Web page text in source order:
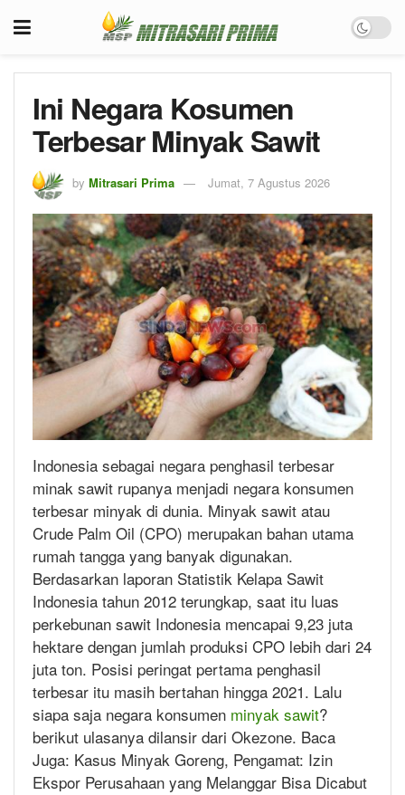
Ini Negara Kosumen
Terbesar Minyak Sawit
by Mitrasari Prima Jumat, 7 Agustus 2026
Indonesia sebagai negara penghasil terbesar
minak sawit rupanya menjadi negara konsumen
terbesar minyak di dunia. Minyak sawit atau
Crude Palm Oil (CPO) merupakan bahan utama
rumah tangga yang banyak digunakan.
Berdasarkan laporan Statistik Kelapa Sawit
Indonesia tahun 2012 terungkap, saat itu luas
perkebunan sawit Indonesia mencapai 9,23 juta
hektare dengan jumlah produksi CPO lebih dari 24
juta ton. Posisi peringat pertama penghasil
terbesar itu masih bertahan hingga 2021. Lalu
siapa saja negara konsumen minyak sawit?
berikut ulasanya dilansir dari Okezone. Baca
Juga: Kasus Minyak Goreng, Pengamat: Izin
Ekspor Perusahaan yang Melanggar Bisa Dicabut